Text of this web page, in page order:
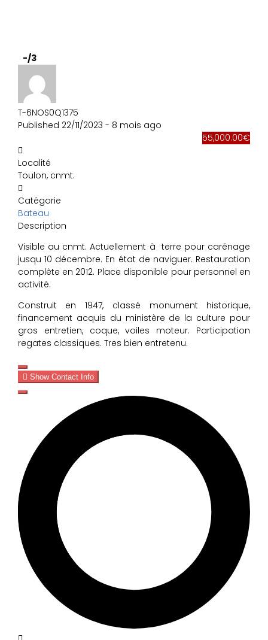
-/3
T-6NOS0Q1375
Published 22/11/2023 - 8 mois ago
55,000.00€
Localité
Toulon, cnmt.
Catégorie
Bateau
Description
Visible au cnmt. Actuellement à terre pour carénage
jusqu 10 décembre. En état de naviguer. Restauration
complète en 2012. Place disponible pour personnel en
activité.
Construit en 1947, classé monument historique,
financement acquis du ministère de la culture pour
gros entretien, coque, voiles moteur. Participation
regates classiques. Tres bien entretenu.
Show Contact Info